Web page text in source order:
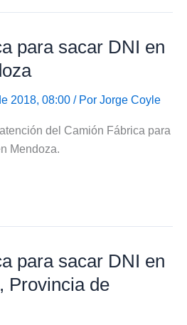
para sacar DNI en
2018, 08:00 / Por Jorge Coyle
del Camión Fábrica para
Mendoza.
para sacar DNI en
Provincia de